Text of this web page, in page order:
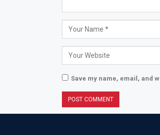
Save my name, email, and